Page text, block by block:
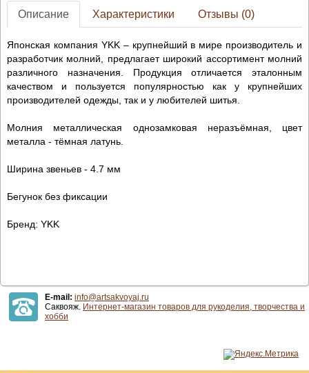
Описание Характеристики Отзывы (0)
Японская компания YKK – крупнейший в мире производитель и
разработчик молний, предлагает широкий ассортимент молний
различного назначения. Продукция отличается эталонным
качеством и пользуется популярностью как у крупнейших
производителей одежды, так и у любителей шитья.
Молния металлическая однозамковая неразъёмная, цвет
металла - тёмная латунь.
Ширина звеньев - 4.7 мм
Бегунок без фиксации
Бренд: YKK
E-mail: info@artsakvoyaj.ru
Саквояж. Интернет-магазин товаров для рукоделия, творчества и
хобби